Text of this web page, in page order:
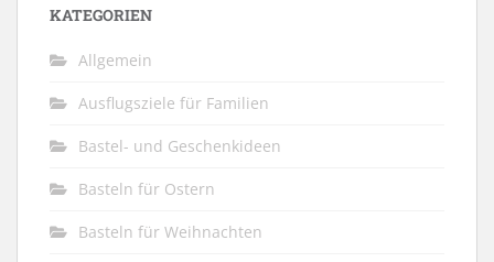
KATEGORIEN
Allgemein
Ausflugsziele für Familien
Bastel- und Geschenkideen
Basteln für Ostern
Basteln für Weihnachten